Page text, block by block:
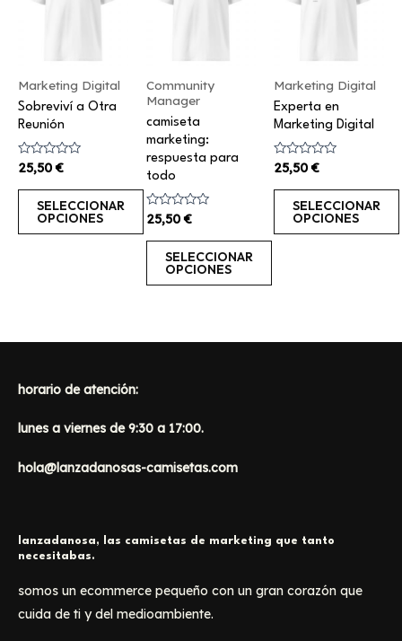
Marketing Digital
Sobreviví a Otra
Reunión
Valorado
con
0
25,50€
SELECCIONAR
OPCIONES
variantes.
Las
opciones
se
pueden
elegir
Community
Manager
camiseta
marketing:
respuesta para
todo
Valorado
con
0
25,50€
SELECCIONAR
OPCIONES
variantes.
Las
opciones
se
pueden
elegir
en
la
página
Marketing Digital
Experta en
Marketing Digital
Valorado
con
0
25,50€
SELECCIONAR
OPCIONES
variantes.
Las
opciones
se
pueden
elegir
horario de atención:
lunes a viernes de 9:30 a 17:00.
hola@lanzadanosas-camisetas.com
lanzadanosa, las camisetas de marketing que tanto
necesitabas.
somos un ecommerce pequeño con un gran corazón que
cuida de ti y del medioambiente.